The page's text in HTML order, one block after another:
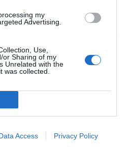
my
Advertising.
Use,
or Sharing of my
Unrelated with the
was collected.
Access Privacy Policy
βιομηχανία ο καθαρισμός των
σορός που βρέθηκε στον
254 πολίτες στην πυρκαγιά